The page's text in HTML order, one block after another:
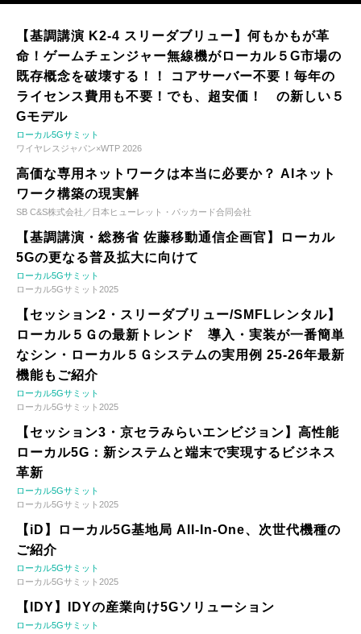
【基調講演 K2-4 スリーダブリュー】何もかもが革
命！ゲームチェンジャー無線機がローカル５G市場の
既存概念を破壊する！！ コアサーバー不要！毎年の
ライセンス費用も不要！でも、超安価！ の新しい５
Gモデル
ローカル5Gサミット
ワイヤレスジャパン×WTP 2026
高価な専用ネットワークは本当に必要か？ AIネット
ワーク構築の現実解
SB C&S株式会社／日本ヒューレット・パッカード合同会社
【基調講演・総務省 佐藤移動通信企画官】ローカル
5Gの更なる普及拡大に向けて
ローカル5Gサミット
ローカル5Gサミット2025
【セッション2・スリーダブリュー/SMFLレンタル】
ローカル５Ｇの最新トレンド 導入・実装が一番簡単
なシン・ローカル５Ｇシステムの実用例 25-26年最新
機能もご紹介
ローカル5Gサミット
ローカル5Gサミット2025
【セッション3・京セラみらいエンビジョン】高性能
ローカル5G：新システムと端末で実現するビジネス
革新
ローカル5Gサミット
ローカル5Gサミット2025
【iD】ローカル5G基地局 All-In-One、次世代機種の
ご紹介
ローカル5Gサミット
ローカル5Gサミット2025
【IDY】IDYの産業向け5Gソリューション
ローカル5Gサミット